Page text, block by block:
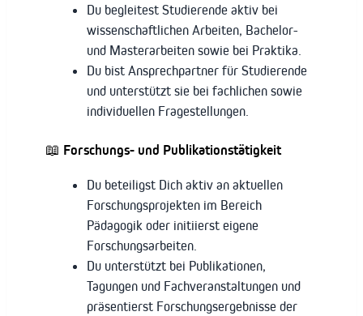
Du begleitest Studierende aktiv bei
wissenschaftlichen Arbeiten, Bachelor-
und Masterarbeiten sowie bei Praktika.
Du bist Ansprechpartner für Studierende
und unterstützt sie bei fachlichen sowie
individuellen Fragestellungen.
📖 Forschungs- und Publikationstätigkeit
Du beteiligst Dich aktiv an aktuellen
Forschungsprojekten im Bereich
Pädagogik oder initiierst eigene
Forschungsarbeiten.
Du unterstützt bei Publikationen,
Tagungen und Fachveranstaltungen und
präsentierst Forschungsergebnisse der